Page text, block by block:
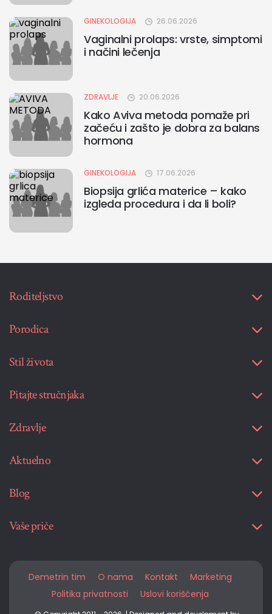
GINEKOLOGIJA 26.06.2026
Vaginalni prolaps: vrste, simptomi
i načini lečenja
ZDRAVLJE 20.06.2026
Kako Aviva metoda pomaže pri
začeću i zašto je dobra za balans
hormona
GINEKOLOGIJA 17.06.2026
Biopsija grlića materice – kako
izgleda procedura i da li boli?
Roditeljstvo
Porodica
Stil života
Pitajte stručnjaka
Zdravlje
Aktuelno
Blog
Vaše priče
Demetrin tim O nama Kontakt
Marketing
Politika privatnosti
Uslovi korišćenja